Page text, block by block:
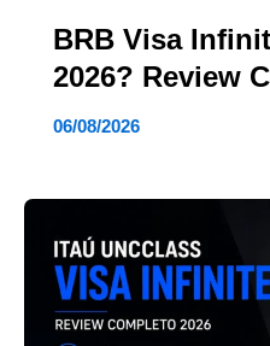
BRB Visa
2026? Review
06/08/2026